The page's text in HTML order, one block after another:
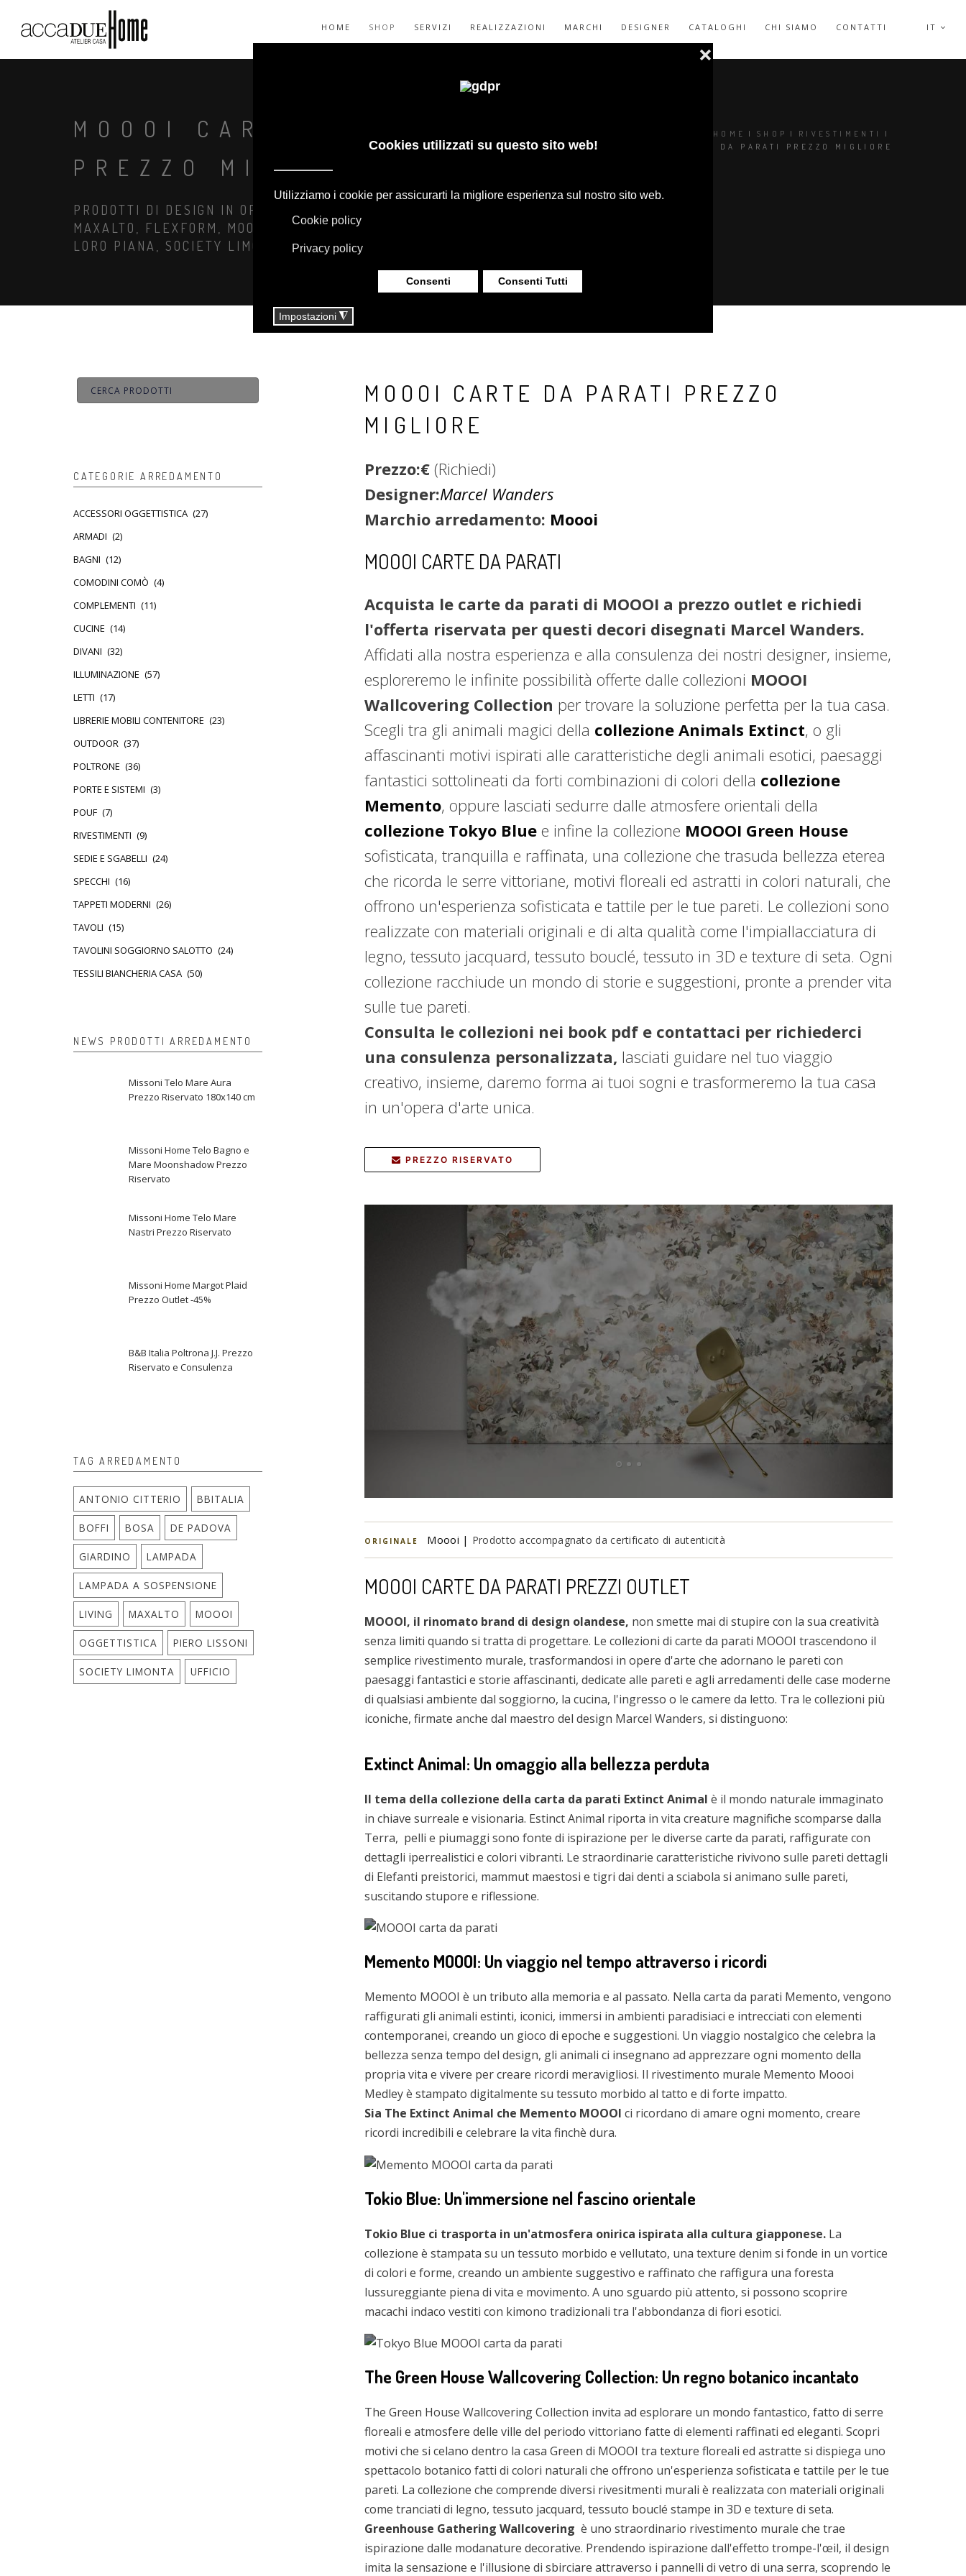
IT
HOME SHOP SERVIZI REALIZZAZIONI MARCHI DESIGNER CATALOGHI CHI SIAMO CONTATTI
MOOOI CARTE DA PARATI
PREZZO MIGLIORE
PRODOTTI DI DESIGN IN OFFERTA: AGAPE, BOFFI, B&B ITALIA, DE PADOVA,
MAXALTO, FLEXFORM, MOOOI. BIANCHERIA, TAPPETI E TESSUTI MISSONI,
LORO PIANA, SOCIETY LIMONTA. ILLUMINAZIONE DAVIDE GROPPI OLUCE.
HOME | SHOP | RIVESTIMENTI
|
MOOOI CARTE DA PARATI PREZZO MIGLIORE
MOOOI CARTE DA PARATI PREZZO
MIGLIORE
Prezzo:€ (Richiedi)
Designer:Marcel Wanders
Marchio arredamento: Moooi
MOOOI CARTE DA PARATI
Acquista le carte da parati di MOOOI a prezzo outlet e richiedi
l'offerta riservata per questi decori disegnati Marcel Wanders.
Affidati alla nostra esperienza e alla consulenza dei nostri designer, insieme,
esploreremo le infinite possibilità offerte dalle collezioni MOOOI
Wallcovering Collection per trovare la soluzione perfetta per la tua casa.
Scegli tra gli animali magici della collezione Animals Extinct, o gli
affascinanti motivi ispirati alle caratteristiche degli animali esotici, paesaggi
fantastici sottolineati da forti combinazioni di colori della collezione
Memento, oppure lasciati sedurre dalle atmosfere orientali della
collezione Tokyo Blue e infine la collezione MOOOI Green House
sofisticata, tranquilla e raffinata, una collezione che trasuda bellezza eterea
che ricorda le serre vittoriane, motivi floreali ed astratti in colori naturali, che
offrono un'esperienza sofisticata e tattile per le tue pareti. Le collezioni sono
realizzate con materiali originali e di alta qualità come l'impiallacciatura di
legno, tessuto jacquard, tessuto bouclé, tessuto in 3D e texture di seta. Ogni
collezione racchiude un mondo di storie e suggestioni, pronte a prender vita
sulle tue pareti.
Consulta le collezioni nei book pdf e contattaci per richiederci
una consulenza personalizzata, lasciati guidare nel tuo viaggio
creativo, insieme, daremo forma ai tuoi sogni e trasformeremo la tua casa
in un'opera d'arte unica.
PREZZO RISERVATO
ORIGINALE Moooi | Prodotto accompagnato da certificato di autenticità
MOOOI CARTE DA PARATI PREZZI OUTLET
MOOOI, il rinomato brand di design olandese, non smette mai di stupire con la sua creatività
senza limiti quando si tratta di progettare. Le collezioni di carte da parati MOOOI trascendono il
semplice rivestimento murale, trasformandosi in opere d'arte che adornano le pareti con
paesaggi fantastici e storie affascinanti, dedicate alle pareti e agli arredamenti delle case moderne
di qualsiasi ambiente dal soggiorno, la cucina, l'ingresso o le camere da letto. Tra le collezioni più
iconiche, firmate anche dal maestro del design Marcel Wanders, si distinguono:
Extinct Animal: Un omaggio alla bellezza perduta
Il tema della collezione della carta da parati Extinct Animal è il mondo naturale immaginato
in chiave surreale e visionaria. Estinct Animal riporta in vita creature magnifiche scomparse dalla
Terra, pelli e piumaggi sono fonte di ispirazione per le diverse carte da parati, raffigurate con
dettagli iperrealistici e colori vibranti. Le straordinarie caratteristiche rivivono sulle pareti dettagli
di Elefanti preistorici, mammut maestosi e tigri dai denti a sciabola si animano sulle pareti,
suscitando stupore e riflessione.
Memento MOOOI: Un viaggio nel tempo attraverso i ricordi
Memento MOOOI è un tributo alla memoria e al passato. Nella carta da parati Memento, vengono
raffigurati gli animali estinti, iconici, immersi in ambienti paradisiaci e intrecciati con elementi
contemporanei, creando un gioco di epoche e suggestioni. Un viaggio nostalgico che celebra la
bellezza senza tempo del design, gli animali ci insegnano ad apprezzare ogni momento della
propria vita e vivere per creare ricordi meravigliosi. Il rivestimento murale Memento Moooi
Medley è stampato digitalmente su tessuto morbido al tatto e di forte impatto.
Sia The Extinct Animal che Memento MOOOI ci ricordano di amare ogni momento, creare
ricordi incredibili e celebrare la vita finchè dura.
Tokio Blue: Un'immersione nel fascino orientale
Tokio Blue ci trasporta in un'atmosfera onirica ispirata alla cultura giapponese. La
collezione è stampata su un tessuto morbido e vellutato, una texture denim si fonde in un vortice
di colori e forme, creando un ambiente suggestivo e raffinato che raffigura una foresta
lussureggiante piena di vita e movimento. A uno sguardo più attento, si possono scoprire
macachi indaco vestiti con kimono tradizionali tra l'abbondanza di fiori esotici.
The Green House Wallcovering Collection: Un regno botanico incantato
The Green House Wallcovering Collection invita ad esplorare un mondo fantastico, fatto di serre
floreali e atmosfere delle ville del periodo vittoriano fatte di elementi raffinati ed eleganti. Scopri
motivi che si celano dentro la casa Green di MOOOI tra texture floreali ed astratte si dispiega uno
spettacolo botanico fatti di colori naturali che offrono un'esperienza sofisticata e tattile per le tue
pareti. La collezione che comprende diversi rivesitmenti murali è realizzata con materiali originali
come tranciati di legno, tessuto jacquard, tessuto bouclé stampe in 3D e texture di seta.
Greenhouse Gathering Wallcovering è uno straordinario rivestimento murale che trae
ispirazione dalle modanature decorative. Prendendo ispirazione dall'effetto trompe-l'œil, il design
imita la sensazione e l'illusione di sbirciare attraverso i pannelli di vetro di una serra, scoprendo le
CATEGORIE ARREDAMENTO
ACCESSORI OGGETTISTICA (27)
ARMADI (2)
BAGNI (12)
COMODINI COMÒ (4)
COMPLEMENTI (11)
CUCINE (14)
DIVANI (32)
ILLUMINAZIONE (57)
LETTI (17)
LIBRERIE MOBILI CONTENITORE (23)
OUTDOOR (37)
POLTRONE (36)
PORTE E SISTEMI (3)
POUF (7)
RIVESTIMENTI (9)
SEDIE E SGABELLI (24)
SPECCHI (16)
TAPPETI MODERNI (26)
TAVOLI (15)
TAVOLINI SOGGIORNO SALOTTO (24)
TESSILI BIANCHERIA CASA (50)
NEWS PRODOTTI ARREDAMENTO
Missoni Telo Mare Aura
Prezzo Riservato 180x140 cm
Missoni Home Telo Bagno e
Mare Moonshadow Prezzo
Riservato
Missoni Home Telo Mare
Nastri Prezzo Riservato
Missoni Home Margot Plaid
Prezzo Outlet -45%
B&B Italia Poltrona J.J. Prezzo
Riservato e Consulenza
TAG ARREDAMENTO
ANTONIO CITTERIO BBITALIA
BOFFI BOSA DE PADOVA
GIARDINO LAMPADA
LAMPADA A SOSPENSIONE
LIVING MAXALTO MOOOI
OGGETTISTICA PIERO LISSONI
SOCIETY LIMONTA UFFICIO